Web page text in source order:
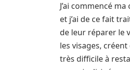
J’ai commencé
et j’ai de ce fait
de leur réparer le
les visages,
très difficile à